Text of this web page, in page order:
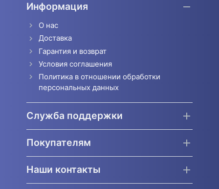
Информация
О нас
Доставка
Гарантия и возврат
Условия соглашения
Политика в отношении обработки
персональных данных
Служба поддержки
Покупателям
Наши контакты